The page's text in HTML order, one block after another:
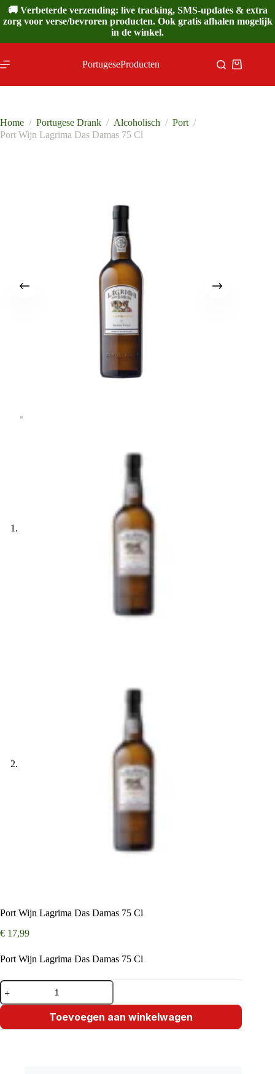
Ga
naar
de
🚚 Verbeterde verzending: live tracking, SMS-updates & extra
zorg voor verse/bevroren producten. Ook gratis afhalen mogelijk
in de winkel.
PortugeseProducten
Home / Portugese Drank / Alcoholisch / Port /
Port Wijn Lagrima Das Damas 75 Cl
Port Wijn Lagrima Das Damas 75 Cl
€ 17,99
Port Wijn Lagrima Das Damas 75 Cl
Port
Wijn
Lagrima
Damas
Toevoegen aan winkelwagen